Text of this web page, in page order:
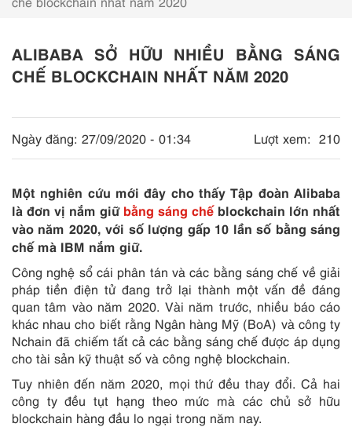
ALIBABA SỞ HỮU NHIỀU BẰNG SÁNG
CHẾ BLOCKCHAIN NHẤT NĂM 2020
Ngày đăng: 27/09/2020 - 01:34 Lượt xem: 210
Một nghiên cứu mới đây cho thấy Tập đoàn Alibaba
là đơn vị nắm giữ bằng sáng chếblockchain lớn nhất
vào năm 2020, với số lượng gấp 10 lần số bằng sáng
chế mà IBM nắm giữ.
Công nghệ sổ cái phân tán và các bằng sáng chế về giải
pháp tiền điện tử đang trở lại thành một vấn đề đáng
quan tâm vào năm 2020. Vài năm trước, nhiều báo cáo
khác nhau cho biết rằng Ngân hàng Mỹ (BoA) và công ty
Nchain đã chiếm tất cả các bằng sáng chế được áp dụng
cho tài sản kỹ thuật số và công nghệ blockchain.
Tuy nhiên đến năm 2020, mọi thứ đều thay đổi. Cả hai
công ty đều tụt hạng theo mức mà các chủ sở hữu
blockchain hàng đầu lo ngại trong năm nay.